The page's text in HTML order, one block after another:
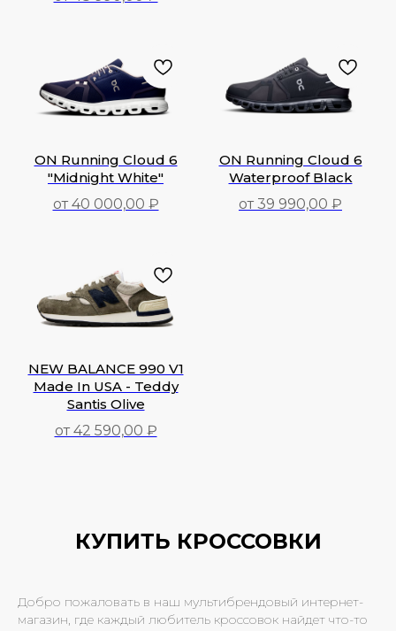
ON Running Cloud 6
"Midnight White"
от 40 000,00 ₽
ON Running Cloud 6
Waterproof Black
от 39 990,00 ₽
NEW BALANCE 990 V1
Made In USA - Teddy
Santis Olive
от 42 590,00 ₽
КУПИТЬ КРОССОВКИ
Добро пожаловать в наш мультибрендовый интернет-
магазин, где каждый любитель кроссовок найдет что-то